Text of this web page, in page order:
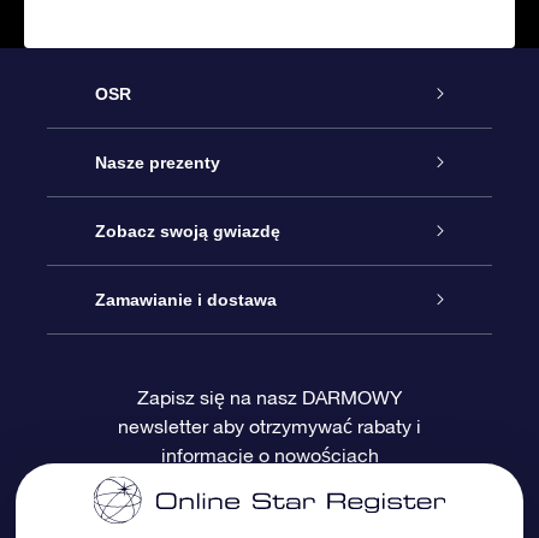
OSR
Obsługa
Kontakt
Blog
Recenzje
Nasze prezenty
Podarunek Gwiazda Online
Pakiet Podarunkowy OSR
Karta podarunkowa OSR
Prezenty firmowe
Zobacz swoją gwiazdę
Rejestr Gwiazd
Sprsonalizowana Strona Gwiazdy
One Million Stars
Zamawianie i dostawa
Metody płatności
Dostawa
Zapisz się na nasz DARMOWY
newsletter aby otrzymywać rabaty i
informacje o nowościach